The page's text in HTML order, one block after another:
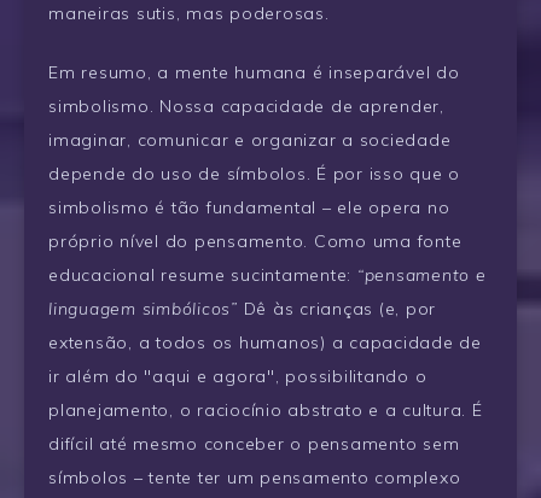
maneiras sutis, mas poderosas.
Em resumo, a mente humana é inseparável do
simbolismo. Nossa capacidade de aprender,
imaginar, comunicar e organizar a sociedade
depende do uso de símbolos. É por isso que o
simbolismo é tão fundamental – ele opera no
próprio nível do pensamento. Como uma fonte
educacional resume sucintamente: “pensamento e
linguagem simbólicos” Dê às crianças (e, por
extensão, a todos os humanos) a capacidade de
ir além do "aqui e agora", possibilitando o
planejamento, o raciocínio abstrato e a cultura. É
difícil até mesmo conceber o pensamento sem
símbolos – tente ter um pensamento complexo